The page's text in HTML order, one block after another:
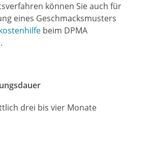
können Sie auch für
eines Geschmacksmusters
beim DPMA
drei bis vier Monate